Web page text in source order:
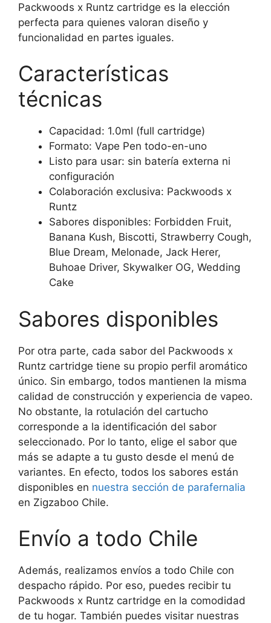
Packwoods x Runtz cartridge es la elección
perfecta para quienes valoran diseño y
funcionalidad en partes iguales.
Características
técnicas
Capacidad: 1.0ml (full cartridge)
Formato: Vape Pen todo-en-uno
Listo para usar: sin batería externa ni
configuración
Colaboración exclusiva: Packwoods x
Runtz
Sabores disponibles: Forbidden Fruit,
Banana Kush, Biscotti, Strawberry Cough,
Blue Dream, Melonade, Jack Herer,
Buhoae Driver, Skywalker OG, Wedding
Cake
Sabores disponibles
Por otra parte, cada sabor del Packwoods x
Runtz cartridge tiene su propio perfil aromático
único. Sin embargo, todos mantienen la misma
calidad de construcción y experiencia de vapeo.
No obstante, la rotulación del cartucho
corresponde a la identificación del sabor
seleccionado. Por lo tanto, elige el sabor que
más se adapte a tu gusto desde el menú de
variantes. En efecto, todos los sabores están
disponibles en nuestra sección de parafernalia
en Zigzaboo Chile.
Envío a todo Chile
Además, realizamos envíos a todo Chile con
despacho rápido. Por eso, puedes recibir tu
Packwoods x Runtz cartridge en la comodidad
de tu hogar. También puedes visitar nuestras